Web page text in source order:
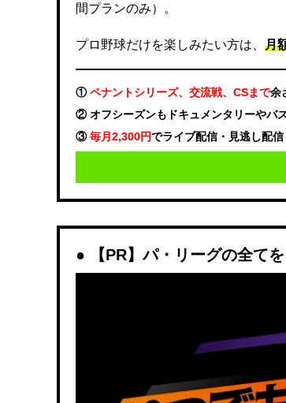
間プランのみ）。
プロ野球だけを楽しみたい方は、 月
①ペナントシリーズ、交流戦、CSまで余
② オフシーズンもドキュメンタリーやバ
③毎月2,300円でライブ配信・見逃し配
【PR】パ・リーグの全て